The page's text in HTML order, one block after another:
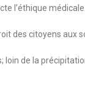
l’éthique médicale.
des citoyens aux
loin de la